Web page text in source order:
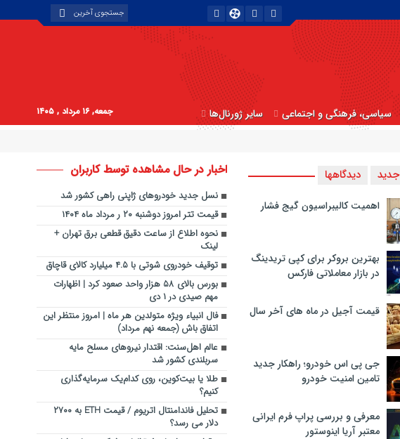
سیاسی، فرهنگی و اجتماعی سایر ژورنال‌ها جمعه, ۱۶ مرداد , ۱۴۰۵
جدید دیدگاهها
اهمیت کالیبراسیون گیج فشار
بهترین بروکر برای کپی‌ تریدینگ
در بازار معاملاتی فارکس
قیمت آجیل در ماه های آخر سال
جی پی اس خودرو؛ راهکار جدید
تامین امنیت خودرو
معرفی و بررسی پراپ فرم ایرانی
معتبر آریا اینوستور
اخبار در حال مشاهده توسط کاربران
نسل جدید خودروهای ژاپنی راهی کشور شد
قیمت تتر امروز دوشنبه ۲۰ ر مرداد ماه ۱۴۰۴
نحوه اطلاع از ساعت دقیق قطعی برق تهران +
لینک
توقیف خودروی شوتی با ۴.۵ میلیارد کالای قاچاق
بورس بالای ۵۸ هزار واحد صعود کرد | اظهارات
مهم صیدی در ۱ دی
فال انبیاء ویژه متولدین هر ماه‌ | امروز منتظر این
اتفاق باش (جمعه نهم مرداد)
عالم اهل‌سنت: اقتدار نیرو‌های مسلح مایه
سربلندی کشور شد
طلا یا بیت‌کوین، روی کدام‌یک سرمایه‌گذاری
کنیم؟
تحلیل فاندامنتال اتریوم / قیمت ETH به ۲۷۰۰
دلار می رسد؟